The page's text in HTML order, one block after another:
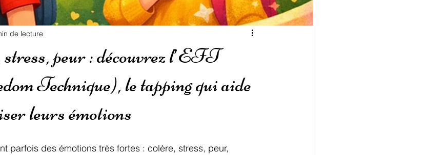
peur : découvrez l’EFT
Technique), le tapping qui aide
leurs émotions
de lecture
parfois des émotions très fortes : colère, stress, peur,